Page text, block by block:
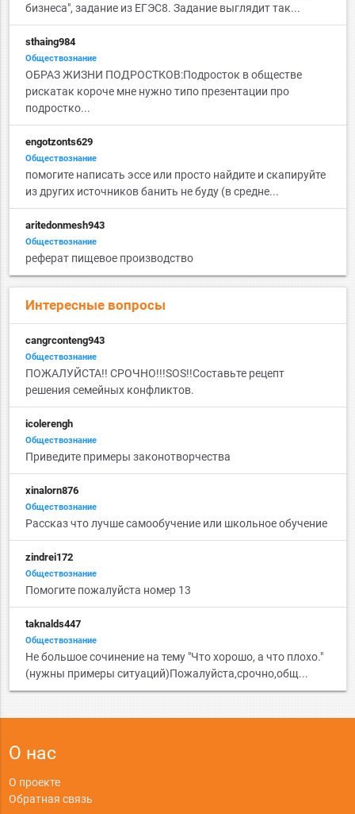
бизнеса", задание из ЕГЭС8. Задание выглядит так...
sthaing984
Обществознание
ОБРАЗ ЖИЗНИ ПОДРОСТКОВ:Подросток в обществе
рискатак короче мне нужно типо презентации про
подростко...
engotzonts629
Обществознание
помогите написать эссе или просто найдите и скапируйте
из других источников банить не буду (в средне...
aritedonmesh943
Обществознание
реферат пищевое производство
Интересные вопросы
cangrconteng943
Обществознание
ПОЖАЛУЙСТА!! СРОЧНО!!!SOS!!Составьте рецепт
решения семейных конфликтов.
icolerengh
Обществознание
Приведите примеры законотворчества
xinalorn876
Обществознание
Рассказ что лучше самообучение или школьное обучение
zindrei172
Обществознание
Помогите пожалуйста номер 13
taknalds447
Обществознание
Не большое сочинение на тему "Что хорошо, а что плохо."
(нужны примеры ситуаций)Пожалуйста,срочно,общ...
О нас
О проекте
Обратная связь